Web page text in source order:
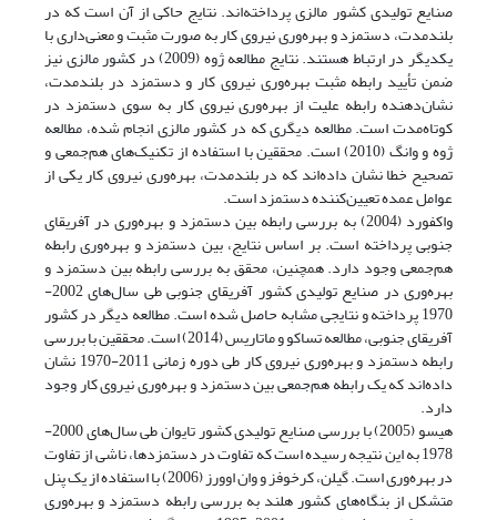
صنایع تولیدی کشور مالزی پرداخته‌اند. نتایج حاکی از آن است که در
بلندمدت، دستمزد و بهره‌وری نیروی کار به صورت مثبت و معنی‌داری با
یکدیگر در ارتباط هستند. نتایج مطالعه ژوه (2009) در کشور مالزی نیز
ضمن تأیید رابطه مثبت بهره‌وری نیروی کار و دستمزد در بلندمدت،
نشان‌دهنده رابطه علیت از بهره‌وری نیروی کار به سوی دستمزد در
کوتاه‌مدت است. مطالعه دیگری که در کشور مالزی انجام شده، مطالعه
ژوه و وانگ (2010) است. محققین با استفاده از تکنیک‌های هم‌جمعی و
تصحیح خطا نشان داده‌اند که در بلندمدت، بهره‌وری نیروی کار یکی از
عوامل عمده تعیین‌کننده دستمزد است.
واکفورد (2004) به بررسی رابطه بین دستمزد و بهره‌وری در آفریقای
جنوبی پرداخته است. بر اساس نتایج، بین دستمزد و بهره‌وری رابطه
هم‌جمعی وجود دارد. همچنین، محقق به بررسی رابطه بین دستمزد و
بهره‌وری در صنایع تولیدی کشور آفریقای جنوبی طی سال‌های 2002-
1970 پرداخته و نتایجی مشابه حاصل شده است. مطالعه دیگر در کشور
آفریقای جنوبی، مطالعه تساکو و ماتاریس (2014) است. محققین با بررسی
رابطه دستمزد و بهره‌وری نیروی کار طی دوره زمانی 2011-1970 نشان
داده‌اند که یک رابطه هم‌جمعی بین دستمزد و بهره‌وری نیروی کار وجود
دارد.
هیسو (2005) با بررسی صنایع تولیدی کشور تایوان طی سال‌های 2000-
1978 به این نتیجه رسیده است که تفاوت در دستمزدها، ناشی از تفاوت
در بهره‌وری است. گیلن، کرخوفز و وان اوورز (2006) با استفاده از یک پنل
متشکل از بنگاه‌های کشور هلند به بررسی رابطه دستمزد و بهره‌وری